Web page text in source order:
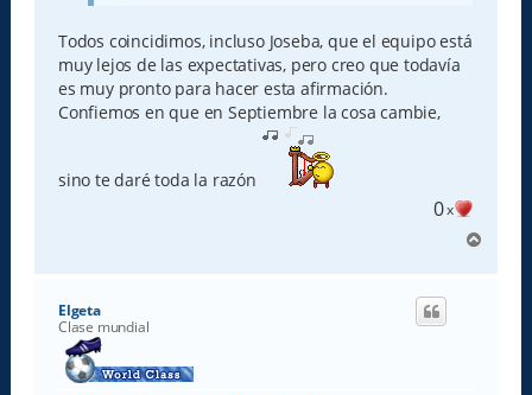
Todos coincidimos, incluso Joseba, que el equipo está
muy lejos de las expectativas, pero creo que todavía
es muy pronto para hacer esta afirmación.
Confiemos en que en Septiembre la cosa cambie,
sino te daré toda la razón
0x
r
Elgeta
Clase mundial